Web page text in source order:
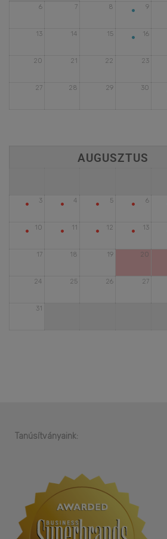
6 7 8 9
•
13 14 15 16
•
20 21 22 23
27 28 29 30
3
• 4
• 5
• 6
•
10
• 11
• 12
• 13
•
17 18 19 20
24 25 26 27
31
Tanúsítványaink: